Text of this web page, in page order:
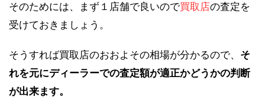
そのためには、まず１店舗で良いので買取店の査定を
受けておきましょう。
そうすれば買取店のおおよその相場が分かるので、 そ
れを元にディーラーでの査定額が適正かどうかの判断
が出来ます。